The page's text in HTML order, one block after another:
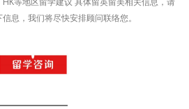
信息，我们将尽快安排顾问联络您。